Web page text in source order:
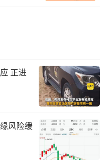
正进
风险缓